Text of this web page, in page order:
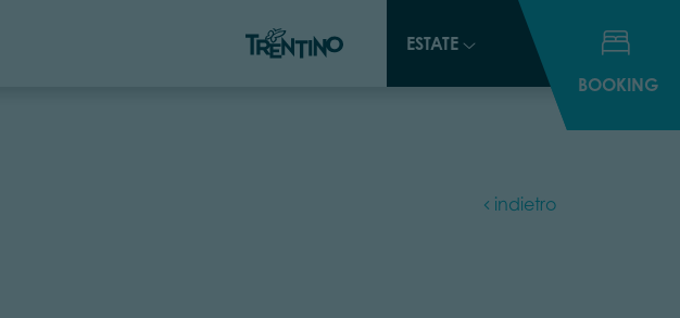
ESTATE
BOOKING
ESTATE
BOOKING
indietro